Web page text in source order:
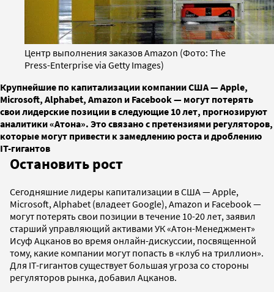
Центр выполнения заказов Amazon (Фото: The
Press-Enterprise via Getty Images)
Крупнейшие по капитализации компании США — Apple,
Microsoft, Alphabet, Amazon и Facebook — могут потерять
свои лидерские позиции в следующие 10 лет, прогнозируют
аналитики «Атона». Это связано с претензиями регуляторов,
которые могут привести к замедлению роста и дроблению
IТ-гигантов
Остановить рост
Сегодняшние лидеры капитализации в США — Apple,
Microsoft, Alphabet (владеет Google), Amazon и Facebook —
могут потерять свои позиции в течение 10-20 лет, заявил
старший управляющий активами УК «Атон-Менеджмент»
Исуф Ацканов во время онлайн-дискуссии, посвященной
тому, какие компании могут попасть в «клуб на триллион».
Для IT-гигантов существует большая угроза со стороны
регуляторов рынка, добавил Ацканов.